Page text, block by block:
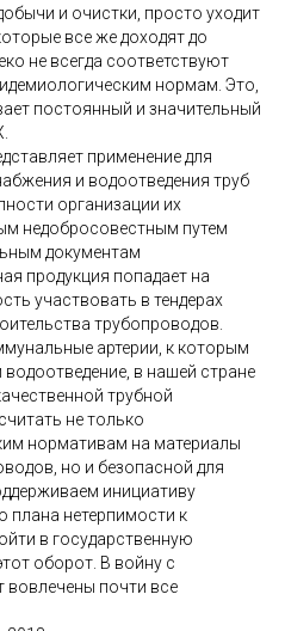
и очистки, просто уходит
все же доходят до
не всегда соответствуют
нормам. Это,
постоянный и значительный
применение для
и водоотведения труб
организации их
недобросовестным путем
документам
продукция попадает на
участвовать в тендерах
трубопроводов.
артерии, к которым
в нашей стране
трубной
не только
нормативам на материалы
но и безопасной для
инициативу
плана нетерпимости к
в государственную
оборот. В войну с
вовлечены почти все